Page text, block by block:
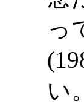
っ
い。